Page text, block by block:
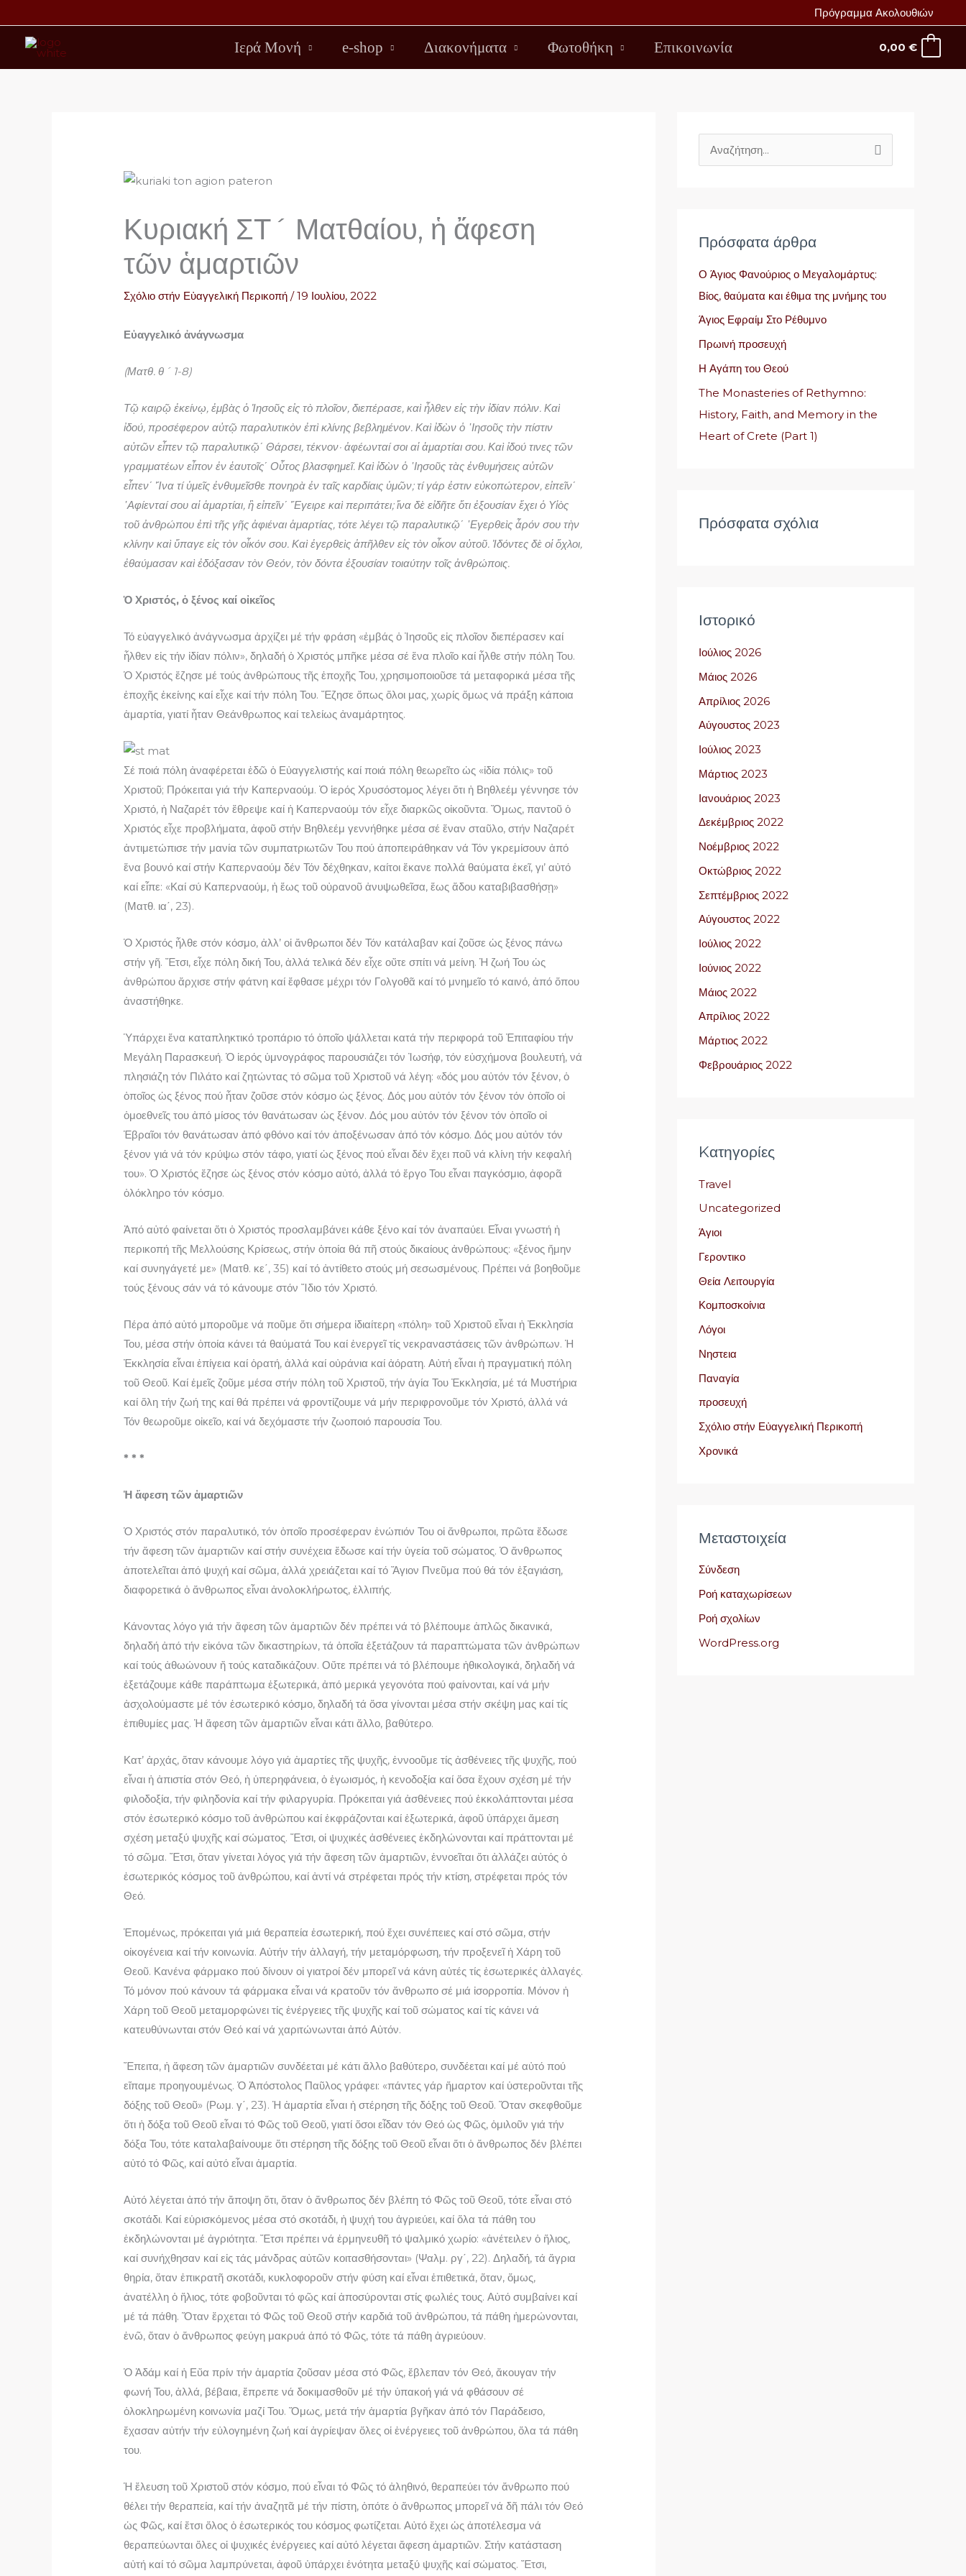
στο
περιεχόμενο
Πρόγραμμα Ακολουθιών
Ιερά Μονή e-shop Διακονήματα Φωτοθήκη Επικοινωνία 0,00 €
Κυριακή ΣΤ´ Ματθαίου, ἡ ἄφεση
τῶν ἁμαρτιῶν
Σχόλιο στήν Εὐαγγελική Περικοπή /19 Ιουλίου, 2022
Εὐαγγελικό ἀνάγνωσμα
(Ματθ. θ´ 1-8)
Τῷ καιρῷ ἐκείνῳ, ἐμβὰς ὁ Ἰησοῦς εἰς τὸ πλοῖον, διεπέρασε, καὶ ἦλθεν εἰς τὴν ἰδίαν πόλιν. Καὶ
ἰδού, προσέφερον αὐτῷ παραλυτικὸν ἐπὶ κλίνης βεβλημένον. Καὶ ἰδὼν ὁ ᾽Ιησοῦς τὴν πίστιν
αὐτῶν εἶπεν τῷ παραλυτικῷ΄ Θάρσει, τέκνον· ἀφέωνταί σοι αἱ ἁμαρτίαι σου. Καὶ ἰδού τινες τῶν
γραμματέων εἶπον ἐν ἑαυτοῖς΄ Οὗτος βλασφημεῖ. Καὶ ἰδὼν ὁ ᾽Ιησοῦς τὰς ἐνθυμήσεις αὐτῶν
εἶπεν΄ Ἵνα τί ὑμεῖς ἐνθυμεῖσθε πονηρὰ ἐν ταῖς καρδίαις ὑμῶν; τί γάρ ἐστιν εὐκοπώτερον, εἰπεῖν΄
᾽Αφίενταί σου αἱ ἁμαρτίαι, ἢ εἰπεῖν΄ ῎Εγειρε καὶ περιπάτει; ἵνα δὲ εἰδῆτε ὅτι ἐξουσίαν ἔχει ὁ Υἱὸς
τοῦ ἀνθρώπου ἐπὶ τῆς γῆς ἀφιέναι ἁμαρτίας, τότε λέγει τῷ παραλυτικῷ΄ ᾽Εγερθεὶς ἆρόν σου τὴν
κλίνην καὶ ὕπαγε εἰς τὸν οἶκόν σου. Καὶ ἐγερθεὶς ἀπῆλθεν εἰς τὸν οἶκον αὐτοῦ. Ἰδόντες δὲ οἱ ὄχλοι,
ἐθαύμασαν καὶ ἐδόξασαν τὸν Θεόν, τὸν δόντα ἐξουσίαν τοιαύτην τοῖς ἀνθρώποις.
Ὁ Χριστός, ὁ ξένος καί οἰκεῖος
Τό εὐαγγελικό ἀνάγνωσμα ἀρχίζει μέ τήν φράση «ἐμβάς ὁ Ἰησοῦς εἰς πλοῖον διεπέρασεν καί
ἦλθεν εἰς τήν ἰδίαν πόλιν», δηλαδή ὁ Χριστός μπῆκε μέσα σέ ἕνα πλοῖο καί ἦλθε στήν πόλη Του.
Ὁ Χριστός ἔζησε μέ τούς ἀνθρώπους τῆς ἐποχῆς Του, χρησιμοποιοῦσε τά μεταφορικά μέσα τῆς
ἐποχῆς ἐκείνης καί εἶχε καί τήν πόλη Του. Ἔζησε ὅπως ὅλοι μας, χωρίς ὅμως νά πράξη κάποια
ἁμαρτία, γιατί ἦταν Θεάνθρωπος καί τελείως ἀναμάρτητος.
Σέ ποιά πόλη ἀναφέρεται ἐδῶ ὁ Εὐαγγελιστής καί ποιά πόλη θεωρεῖτο ὡς «ἰδία πόλις» τοῦ
Χριστοῦ; Πρόκειται γιά τήν Καπερναούμ. Ὁ ἱερός Χρυσόστομος λέγει ὅτι ἡ Βηθλεέμ γέννησε τόν
Χριστό, ἡ Ναζαρέτ τόν ἔθρεψε καί ἡ Καπερναούμ τόν εἶχε διαρκῶς οἰκοῦντα. Ὅμως, παντοῦ ὁ
Χριστός εἶχε προβλήματα, ἀφοῦ στήν Βηθλεέμ γεννήθηκε μέσα σέ ἕναν σταῦλο, στήν Ναζαρέτ
ἀντιμετώπισε τήν μανία τῶν συμπατριωτῶν Του πού ἀποπειράθηκαν νά Τόν γκρεμίσουν ἀπό
ἕνα βουνό καί στήν Καπερναούμ δέν Τόν δέχθηκαν, καίτοι ἔκανε πολλά θαύματα ἐκεῖ, γι’ αὐτό
καί εἶπε: «Καί σύ Καπερναούμ, ἡ ἕως τοῦ οὐρανοῦ ἀνυψωθεῖσα, ἕως ἅδου καταβιβασθήσῃ»
(Ματθ. ια΄, 23).
Ὁ Χριστός ἦλθε στόν κόσμο, ἀλλ’ οἱ ἄνθρωποι δέν Τόν κατάλαβαν καί ζοῦσε ὡς ξένος πάνω
στήν γῆ. Ἔτσι, εἶχε πόλη δική Του, ἀλλά τελικά δέν εἶχε οὔτε σπίτι νά μείνη. Ἡ ζωή Του ὡς
ἀνθρώπου ἄρχισε στήν φάτνη καί ἔφθασε μέχρι τόν Γολγοθᾶ καί τό μνημεῖο τό καινό, ἀπό ὅπου
ἀναστήθηκε.
Ὑπάρχει ἕνα καταπληκτικό τροπάριο τό ὁποῖο ψάλλεται κατά τήν περιφορά τοῦ Ἐπιταφίου τήν
Μεγάλη Παρασκευή. Ὁ ἱερός ὑμνογράφος παρουσιάζει τόν Ἰωσήφ, τόν εὐσχήμονα βουλευτή, νά
πλησιάζη τόν Πιλάτο καί ζητώντας τό σῶμα τοῦ Χριστοῦ νά λέγη: «δός μου αὐτόν τόν ξένον, ὁ
ὁποῖος ὡς ξένος πού ἦταν ζοῦσε στόν κόσμο ὡς ξένος. Δός μου αὐτόν τόν ξένον τόν ὁποῖο οἱ
ὁμοεθνεῖς του ἀπό μίσος τόν θανάτωσαν ὡς ξένον. Δός μου αὐτόν τόν ξένον τόν ὁποῖο οἱ
Ἑβραῖοι τόν θανάτωσαν ἀπό φθόνο καί τόν ἀποξένωσαν ἀπό τόν κόσμο. Δός μου αὐτόν τόν
ξένον γιά νά τόν κρύψω στόν τάφο, γιατί ὡς ξένος πού εἶναι δέν ἔχει ποῦ νά κλίνη τήν κεφαλή
του». Ὁ Χριστός ἔζησε ὡς ξένος στόν κόσμο αὐτό, ἀλλά τό ἔργο Του εἶναι παγκόσμιο, ἀφορᾶ
ὁλόκληρο τόν κόσμο.
Ἀπό αὐτό φαίνεται ὅτι ὁ Χριστός προσλαμβάνει κάθε ξένο καί τόν ἀναπαύει. Εἶναι γνωστή ἡ
περικοπή τῆς Μελλούσης Κρίσεως, στήν ὁποία θά πῆ στούς δικαίους ἀνθρώπους: «ξένος ἤμην
καί συνηγάγετέ με» (Ματθ. κε΄, 35) καί τό ἀντίθετο στούς μή σεσωσμένους. Πρέπει νά βοηθοῦμε
τούς ξένους σάν νά τό κάνουμε στόν Ἴδιο τόν Χριστό.
Πέρα ἀπό αὐτό μποροῦμε νά ποῦμε ὅτι σήμερα ἰδιαίτερη «πόλη» τοῦ Χριστοῦ εἶναι ἡ Ἐκκλησία
Του, μέσα στήν ὁποία κάνει τά θαύματά Του καί ἐνεργεῖ τίς νεκραναστάσεις τῶν ἀνθρώπων. Ἡ
Ἐκκλησία εἶναι ἐπίγεια καί ὁρατή, ἀλλά καί οὐράνια καί ἀόρατη. Αὐτή εἶναι ἡ πραγματική πόλη
τοῦ Θεοῦ. Καί ἐμεῖς ζοῦμε μέσα στήν πόλη τοῦ Χριστοῦ, τήν ἁγία Του Ἐκκλησία, μέ τά Μυστήρια
καί ὅλη τήν ζωή της καί θά πρέπει νά φροντίζουμε νά μήν περιφρονοῦμε τόν Χριστό, ἀλλά νά
Τόν θεωροῦμε οἰκεῖο, καί νά δεχόμαστε τήν ζωοποιό παρουσία Του.
* * *
Ἡ ἄφεση τῶν ἁμαρτιῶν
Ὁ Χριστός στόν παραλυτικό, τόν ὁποῖο προσέφεραν ἐνώπιόν Του οἱ ἄνθρωποι, πρῶτα ἔδωσε
τήν ἄφεση τῶν ἁμαρτιῶν καί στήν συνέχεια ἔδωσε καί τήν ὑγεία τοῦ σώματος. Ὁ ἄνθρωπος
ἀποτελεῖται ἀπό ψυχή καί σῶμα, ἀλλά χρειάζεται καί τό Ἅγιον Πνεῦμα πού θά τόν ἐξαγιάση,
διαφορετικά ὁ ἄνθρωπος εἶναι ἀνολοκλήρωτος, ἐλλιπής.
Κάνοντας λόγο γιά τήν ἄφεση τῶν ἁμαρτιῶν δέν πρέπει νά τό βλέπουμε ἁπλῶς δικανικά,
δηλαδή ἀπό τήν εἰκόνα τῶν δικαστηρίων, τά ὁποῖα ἐξετάζουν τά παραπτώματα τῶν ἀνθρώπων
καί τούς ἀθωώνουν ἤ τούς καταδικάζουν. Οὔτε πρέπει νά τό βλέπουμε ἠθικολογικά, δηλαδή νά
ἐξετάζουμε κάθε παράπτωμα ἐξωτερικά, ἀπό μερικά γεγονότα πού φαίνονται, καί νά μήν
ἀσχολούμαστε μέ τόν ἐσωτερικό κόσμο, δηλαδή τά ὅσα γίνονται μέσα στήν σκέψη μας καί τίς
ἐπιθυμίες μας. Ἡ ἄφεση τῶν ἁμαρτιῶν εἶναι κάτι ἄλλο, βαθύτερο.
Κατ’ ἀρχάς, ὅταν κάνουμε λόγο γιά ἁμαρτίες τῆς ψυχῆς, ἐννοοῦμε τίς ἀσθένειες τῆς ψυχῆς, πού
εἶναι ἡ ἀπιστία στόν Θεό, ἡ ὑπερηφάνεια, ὁ ἐγωισμός, ἡ κενοδοξία καί ὅσα ἔχουν σχέση μέ τήν
φιλοδοξία, τήν φιληδονία καί τήν φιλαργυρία. Πρόκειται γιά ἀσθένειες πού ἐκκολάπτονται μέσα
στόν ἐσωτερικό κόσμο τοῦ ἀνθρώπου καί ἐκφράζονται καί ἐξωτερικά, ἀφοῦ ὑπάρχει ἄμεση
σχέση μεταξύ ψυχῆς καί σώματος. Ἔτσι, οἱ ψυχικές ἀσθένειες ἐκδηλώνονται καί πράττονται μέ
τό σῶμα. Ἔτσι, ὅταν γίνεται λόγος γιά τήν ἄφεση τῶν ἁμαρτιῶν, ἐννοεῖται ὅτι ἀλλάζει αὐτός ὁ
ἐσωτερικός κόσμος τοῦ ἀνθρώπου, καί ἀντί νά στρέφεται πρός τήν κτίση, στρέφεται πρός τόν
Θεό.
Ἑπομένως, πρόκειται γιά μιά θεραπεία ἐσωτερική, πού ἔχει συνέπειες καί στό σῶμα, στήν
οἰκογένεια καί τήν κοινωνία. Αὐτήν τήν ἀλλαγή, τήν μεταμόρφωση, τήν προξενεῖ ἡ Χάρη τοῦ
Θεοῦ. Κανένα φάρμακο πού δίνουν οἱ γιατροί δέν μπορεῖ νά κάνη αὐτές τίς ἐσωτερικές ἀλλαγές.
Τό μόνον πού κάνουν τά φάρμακα εἶναι νά κρατοῦν τόν ἄνθρωπο σέ μιά ἰσορροπία. Μόνον ἡ
Χάρη τοῦ Θεοῦ μεταμορφώνει τίς ἐνέργειες τῆς ψυχῆς καί τοῦ σώματος καί τίς κάνει νά
κατευθύνωνται στόν Θεό καί νά χαριτώνωνται ἀπό Αὐτόν.
Ἔπειτα, ἡ ἄφεση τῶν ἁμαρτιῶν συνδέεται μέ κάτι ἄλλο βαθύτερο, συνδέεται καί μέ αὐτό πού
εἴπαμε προηγουμένως. Ὁ Ἀπόστολος Παῦλος γράφει: «πάντες γάρ ἥμαρτον καί ὑστεροῦνται τῆς
δόξης τοῦ Θεοῦ» (Ρωμ. γ΄, 23). Ἡ ἁμαρτία εἶναι ἡ στέρηση τῆς δόξης τοῦ Θεοῦ. Ὅταν σκεφθοῦμε
ὅτι ἡ δόξα τοῦ Θεοῦ εἶναι τό Φῶς τοῦ Θεοῦ, γιατί ὅσοι εἶδαν τόν Θεό ὡς Φῶς, ὁμιλοῦν γιά τήν
δόξα Του, τότε καταλαβαίνουμε ὅτι στέρηση τῆς δόξης τοῦ Θεοῦ εἶναι ὅτι ὁ ἄνθρωπος δέν βλέπει
αὐτό τό Φῶς, καί αὐτό εἶναι ἁμαρτία.
Αὐτό λέγεται ἀπό τήν ἄποψη ὅτι, ὅταν ὁ ἄνθρωπος δέν βλέπη τό Φῶς τοῦ Θεοῦ, τότε εἶναι στό
σκοτάδι. Καί εὑρισκόμενος μέσα στό σκοτάδι, ἡ ψυχή του ἀγριεύει, καί ὅλα τά πάθη του
ἐκδηλώνονται μέ ἀγριότητα. Ἔτσι πρέπει νά ἑρμηνευθῆ τό ψαλμικό χωρίο: «ἀνέτειλεν ὁ ἥλιος,
καί συνήχθησαν καί εἰς τάς μάνδρας αὐτῶν κοιτασθήσονται» (Ψαλμ. ργ΄, 22). Δηλαδή, τά ἄγρια
θηρία, ὅταν ἐπικρατῆ σκοτάδι, κυκλοφοροῦν στήν φύση καί εἶναι ἐπιθετικά, ὅταν, ὅμως,
ἀνατέλλη ὁ ἥλιος, τότε φοβοῦνται τό φῶς καί ἀποσύρονται στίς φωλιές τους. Αὐτό συμβαίνει καί
μέ τά πάθη. Ὅταν ἔρχεται τό Φῶς τοῦ Θεοῦ στήν καρδιά τοῦ ἀνθρώπου, τά πάθη ἡμερώνονται,
ἐνῶ, ὅταν ὁ ἄνθρωπος φεύγη μακρυά ἀπό τό Φῶς, τότε τά πάθη ἀγριεύουν.
Ὁ Ἀδάμ καί ἡ Εὔα πρίν τήν ἁμαρτία ζοῦσαν μέσα στό Φῶς, ἔβλεπαν τόν Θεό, ἄκουγαν τήν
φωνή Του, ἀλλά, βέβαια, ἔπρεπε νά δοκιμασθοῦν μέ τήν ὑπακοή γιά νά φθάσουν σέ
ὁλοκληρωμένη κοινωνία μαζί Του. Ὅμως, μετά τήν ἁμαρτία βγῆκαν ἀπό τόν Παράδεισο,
ἔχασαν αὐτήν τήν εὐλογημένη ζωή καί ἀγρίεψαν ὅλες οἱ ἐνέργειες τοῦ ἀνθρώπου, ὅλα τά πάθη
του.
Ἡ ἔλευση τοῦ Χριστοῦ στόν κόσμο, πού εἶναι τό Φῶς τό ἀληθινό, θεραπεύει τόν ἄνθρωπο πού
θέλει τήν θεραπεία, καί τήν ἀναζητᾶ μέ τήν πίστη, ὁπότε ὁ ἄνθρωπος μπορεῖ νά δῆ πάλι τόν Θεό
ὡς Φῶς, καί ἔτσι ὅλος ὁ ἐσωτερικός του κόσμος φωτίζεται. Αὐτό ἔχει ὡς ἀποτέλεσμα νά
θεραπεύωνται ὅλες οἱ ψυχικές ἐνέργειες καί αὐτό λέγεται ἄφεση ἁμαρτιῶν. Στήν κατάσταση
αὐτή καί τό σῶμα λαμπρύνεται, ἀφοῦ ὑπάρχει ἑνότητα μεταξύ ψυχῆς καί σώματος. Ἔτσι,
ή
η
σ
η
γ
ι
α
:
Πρόσφατα άρθρα
Ο Άγιος Φανούριος ο Μεγαλομάρτυς:
Βίος, θαύματα και έθιμα της μνήμης του
Άγιος Εφραίμ Στο Ρέθυμνο
Πρωινή προσευχή
Η Αγάπη του Θεού
The Monasteries of Rethymno:
History, Faith, and Memory in the
Heart of Crete (Part 1)
Πρόσφατα σχόλια
Ιστορικό
Ιούλιος 2026
Μάιος 2026
Απρίλιος 2026
Αύγουστος 2023
Ιούλιος 2023
Μάρτιος 2023
Ιανουάριος 2023
Δεκέμβριος 2022
Νοέμβριος 2022
Οκτώβριος 2022
Σεπτέμβριος 2022
Αύγουστος 2022
Ιούλιος 2022
Ιούνιος 2022
Μάιος 2022
Απρίλιος 2022
Μάρτιος 2022
Φεβρουάριος 2022
Kατηγορίες
Travel
Uncategorized
Άγιοι
Γεροντικο
Θεία Λειτουργία
Κομποσκοίνια
Λόγοι
Νηστεια
Παναγία
προσευχή
Σχόλιο στήν Εὐαγγελική Περικοπή
Χρονικά
Μεταστοιχεία
Σύνδεση
Ροή καταχωρίσεων
Ροή σχολίων
WordPress.org